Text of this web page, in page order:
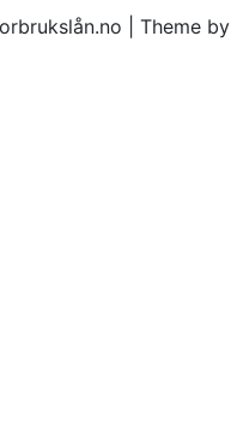
| Theme by